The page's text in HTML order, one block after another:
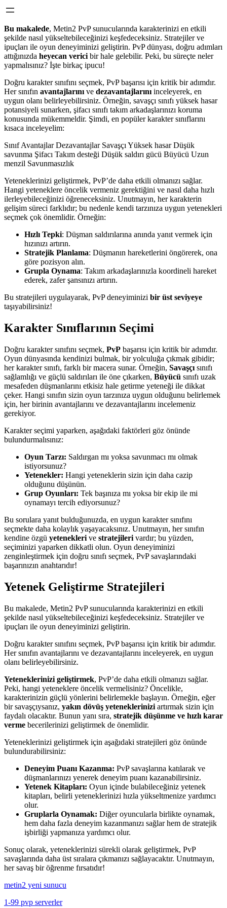
Bu makalede, Metin2 PvP sunucularında karakterinizi en etkili
şekilde nasıl yükseltebileceğinizi keşfedeceksiniz. Stratejiler ve
ipuçları ile oyun deneyiminizi geliştirin. PvP dünyası, doğru adımları
attığınızda heyecan verici bir hale gelebilir. Peki, bu süreçte neler
yapmalısınız? İşte birkaç ipucu!
Doğru karakter sınıfını seçmek, PvP başarısı için kritik bir adımdır.
Her sınıfın avantajlarını ve dezavantajlarını inceleyerek, en
uygun olanı belirleyebilirsiniz. Örneğin, savaşçı sınıfı yüksek hasar
potansiyeli sunarken, şifacı sınıfı takım arkadaşlarınızı koruma
konusunda mükemmeldir. Şimdi, en popüler karakter sınıflarını
kısaca inceleyelim:
Sınıf Avantajlar Dezavantajlar Savaşçı Yüksek hasar Düşük
savunma Şifacı Takım desteği Düşük saldırı gücü Büyücü Uzun
menzil Savunmasızlık
Yeteneklerinizi geliştirmek, PvP’de daha etkili olmanızı sağlar.
Hangi yeteneklere öncelik vermeniz gerektiğini ve nasıl daha hızlı
ilerleyebileceğinizi öğreneceksiniz. Unutmayın, her karakterin
gelişim süreci farklıdır; bu nedenle kendi tarzınıza uygun yetenekleri
seçmek çok önemlidir. Örneğin:
Hızlı Tepki: Düşman saldırılarına anında yanıt vermek için
hızınızı artırın.
Stratejik Planlama: Düşmanın hareketlerini öngörerek, ona
göre pozisyon alın.
Grupla Oynama: Takım arkadaşlarınızla koordineli hareket
ederek, zafer şansınızı artırın.
Bu stratejileri uygulayarak, PvP deneyiminizi bir üst seviyeye
taşıyabilirsiniz!
Karakter Sınıflarının Seçimi
Doğru karakter sınıfını seçmek, PvP başarısı için kritik bir adımdır.
Oyun dünyasında kendinizi bulmak, bir yolculuğa çıkmak gibidir;
her karakter sınıfı, farklı bir macera sunar. Örneğin, Savaşçı sınıfı
sağlamlığı ve güçlü saldırıları ile öne çıkarken, Büyücü sınıfı uzak
mesafeden düşmanlarını etkisiz hale getirme yeteneği ile dikkat
çeker. Hangi sınıfın sizin oyun tarzınıza uygun olduğunu belirlemek
için, her birinin avantajlarını ve dezavantajlarını incelemeniz
gerekiyor.
Karakter seçimi yaparken, aşağıdaki faktörleri göz önünde
bulundurmalısınız:
Oyun Tarzı: Saldırgan mı yoksa savunmacı mı olmak
istiyorsunuz?
Yetenekler: Hangi yeteneklerin sizin için daha cazip
olduğunu düşünün.
Grup Oyunları: Tek başınıza mı yoksa bir ekip ile mi
oynamayı tercih ediyorsunuz?
Bu sorulara yanıt bulduğunuzda, en uygun karakter sınıfını
seçmekte daha kolaylık yaşayacaksınız. Unutmayın, her sınıfın
kendine özgü yetenekleri ve stratejileri vardır; bu yüzden,
seçiminizi yaparken dikkatli olun. Oyun deneyiminizi
zenginleştirmek için doğru sınıfı seçmek, PvP savaşlarındaki
başarınızın anahtarıdır!
Yetenek Geliştirme Stratejileri
Bu makalede, Metin2 PvP sunucularında karakterinizi en etkili
şekilde nasıl yükseltebileceğinizi keşfedeceksiniz. Stratejiler ve
ipuçları ile oyun deneyiminizi geliştirin.
Doğru karakter sınıfını seçmek, PvP başarısı için kritik bir adımdır.
Her sınıfın avantajlarını ve dezavantajlarını inceleyerek, en uygun
olanı belirleyebilirsiniz.
Yeteneklerinizi geliştirmek, PvP’de daha etkili olmanızı sağlar.
Peki, hangi yeteneklere öncelik vermelisiniz? Öncelikle,
karakterinizin güçlü yönlerini belirlemekle başlayın. Örneğin, eğer
bir savaşçıysanız, yakın dövüş yeteneklerinizi artırmak sizin için
faydalı olacaktır. Bunun yanı sıra, stratejik düşünme ve hızlı karar
verme becerilerinizi geliştirmek de önemlidir.
Yeteneklerinizi geliştirmek için aşağıdaki stratejileri göz önünde
bulundurabilirsiniz:
Deneyim Puanı Kazanma: PvP savaşlarına katılarak ve
düşmanlarınızı yenerek deneyim puanı kazanabilirsiniz.
Yetenek Kitapları: Oyun içinde bulabileceğiniz yetenek
kitapları, belirli yeteneklerinizi hızla yükseltmenize yardımcı
olur.
Gruplarla Oynamak: Diğer oyuncularla birlikte oynamak,
hem daha fazla deneyim kazanmanızı sağlar hem de stratejik
işbirliği yapmanıza yardımcı olur.
Sonuç olarak, yeteneklerinizi sürekli olarak geliştirmek, PvP
savaşlarında daha üst sıralara çıkmanızı sağlayacaktır. Unutmayın,
her savaş bir öğrenme fırsatıdır!
metin2 yeni sunucu
1-99 pvp serverler